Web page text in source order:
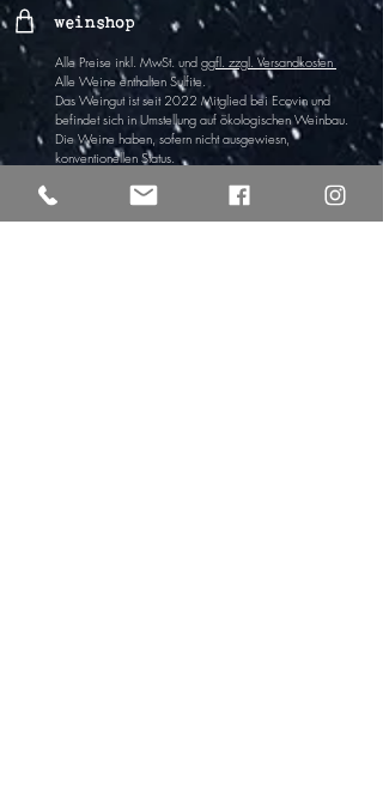
weinshop
Alle Preise inkl. MwSt. und ggfl. zzgl. Versandkosten
Alle Weine enthalten Sulfite
Das Weingut istseit 2022 Mitglied bei Ecovin und
befindet sich in Umstellung auf ökologischen Weinbau.
Die Weine haben, sofern nicht ausgewiesn,
konventionellen Status.
Vertrag widerrufen